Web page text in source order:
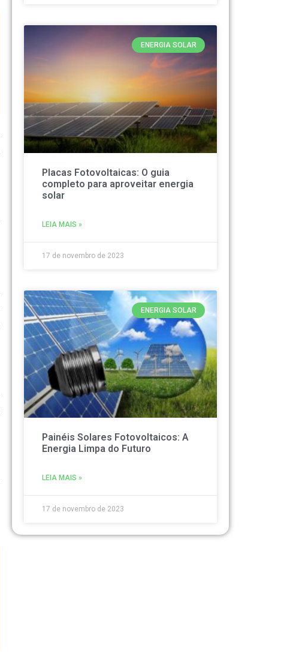
ENERGIA SOLAR
Placas Fotovoltaicas: O guia
completo para aproveitar energia
solar
LEIA MAIS »
17 de novembro de 2023
ENERGIA SOLAR
Painéis Solares Fotovoltaicos: A
Energia Limpa do Futuro
LEIA MAIS »
17 de novembro de 2023